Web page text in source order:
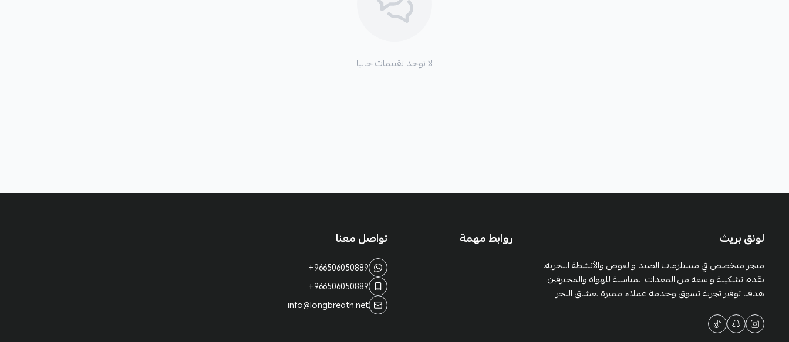
لا توجد تقييمات حاليا
لونق بريث
متجر متخصص في مستلزمات الصيد والغوص والأنشطة البحرية.
نقدم تشكيلة واسعة من المعدات المناسبة للهواة والمحترفين.
هدفنا توفير تجربة تسوق وخدمة عملاء مميزة لعشاق البحر
روابط مهمة تواصل معنا
+966506050889
+966506050889
info@longbreath.net